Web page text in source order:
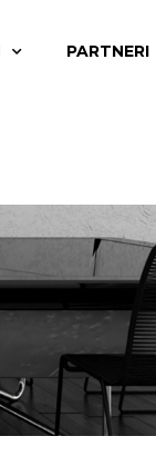
PARTNERI